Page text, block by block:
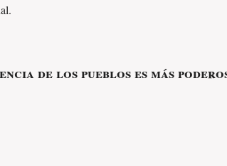
de los pueblos es más